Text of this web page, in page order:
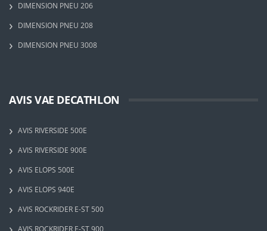
DIMENSION PNEU 206
DIMENSION PNEU 208
DIMENSION PNEU 3008
AVIS VAE DECATHLON
AVIS RIVERSIDE 500E
AVIS RIVERSIDE 900E
AVIS ELOPS 500E
AVIS ELOPS 940E
AVIS ROCKRIDER E-ST 500